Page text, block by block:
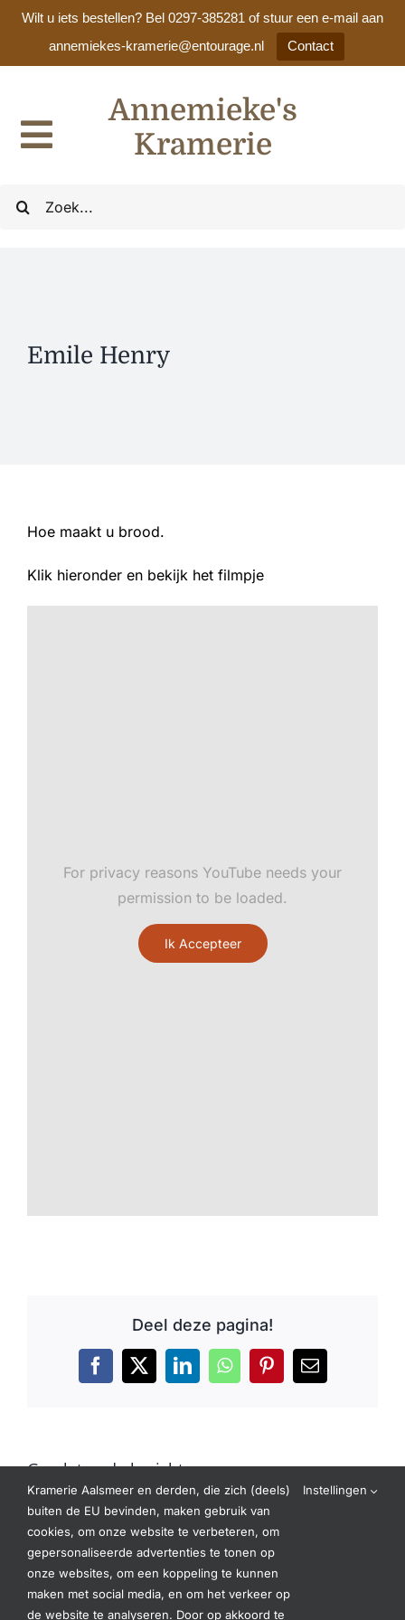
Wilt u iets bestellen? Bel 0297-385281 of stuur een e-mail aan
annemiekes-kramerie@entourage.nl
Contact
inhoud
Zoeken
Annemieke's
Kramerie
Toggle
Navigation
Emile Henry
Hoe maakt u brood.
Klik hieronder en bekijk het filmpje
For privacy reasons YouTube needs your
permission to be loaded.
Ik Accepteer
Deel deze pagina!
Facebook
X LinkedInWhatsAppPinterest
E-
Gerelateerde berichten
Kramerie Aalsmeer en derden, die zich (deels)
buiten de EU bevinden, maken gebruik van
cookies, om onze website te verbeteren, om
gepersonaliseerde advertenties te tonen op
onze websites, om een koppeling te kunnen
maken met social media, en om het verkeer op
de website te analyseren. Door op akkoord te
Instellingen